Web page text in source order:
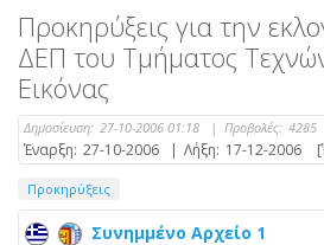
Προκηρύξεις για την
ΔΕΠ του Τμήματος
Εικόνας
Δημοσίευση: 27-10-2006 01:18 | Προβολές: 4285
Έναρξη: 27-10-2006 | Λήξη: 17-12-2006
Προκηρύξεις
Συνημμένο Αρχείο 1